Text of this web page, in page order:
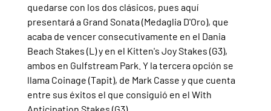
quedarse con los dos clásicos, pues aquí
presentará a Grand Sonata (Medaglia D'Oro), que
acaba de vencer consecutivamente en el Dania
Beach Stakes (L) y en el Kitten's Joy Stakes (G3),
ambos en Gulfstream Park. Y la tercera opción se
llama Coinage (Tapit), de Mark Casse y que cuenta
entre sus éxitos el que consiguió en el With